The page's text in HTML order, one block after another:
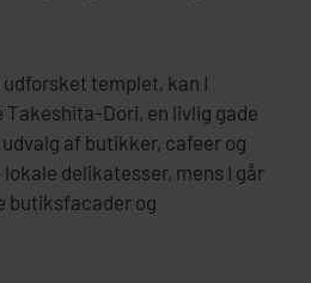
templet, kan I
Dori, en livlig gade
af butikker, cafeer og
delikatesser, mens I går
butiksfacader og